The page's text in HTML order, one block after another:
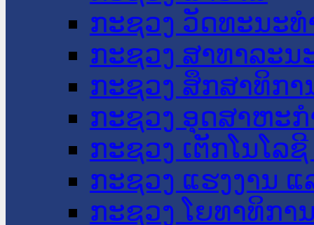
ກະຊວງ ວັດທະນະ
ກະຊວງ ສາທາລະນ
ກະຊວງ ສຶກສາທິກາ
ກະຊວງ ອຸດສາຫະ
ກະຊວງ ເຕັກໂນໂລ
ກະຊວງ ແຮງງານ
ກະຊວງ ໂຍທາທິກາ